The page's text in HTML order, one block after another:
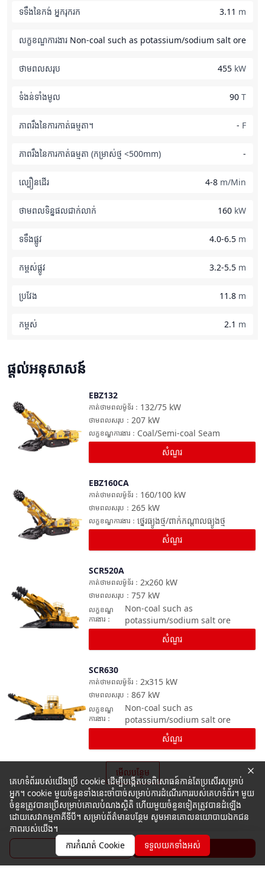
ទទឹងនៃកង់ អ្នករុករក 3.11 m
លក្ខខណ្ឌការងារ Non-coal such as potassium/sodium salt ore
ថាមពលសរុប 455 kW
ទំងន់ទាំងមូល 90 T
ភាពរឹងនៃការកាត់ធម្មតា។ - F
ភាពរឹងនៃការកាត់ធម្មតា (កម្រាស់ថ្ម <500mm) -
ល្បឿនដើរ 4-8 m/Min
ថាមពលទិន្នផលជាក់លាក់ 160 kW
ទទឹងផ្លូវ 4.0-6.5 m
កម្ពស់ផ្លូវ 3.2-5.5 m
ប្រវែង 11.8 m
កម្ពស់ 2.1 m
ផ្តល់អនុសាសន៍
EBZ132
132/75 kW
កាត់ថាមពលម៉ូទ័រ ：
207 kW
ថាមពលសរុប ：
Coal/Semi-coal Seam
លក្ខខណ្ឌការងារ ：
សំណួរ
EBZ160CA
160/100 kW
កាត់ថាមពលម៉ូទ័រ ：
265 kW
ថាមពលសរុប ：
ថ្នេរធ្យូងថ្ម/ពាក់កណ្តាលធ្យូងថ្ម
លក្ខខណ្ឌការងារ ：
សំណួរ
SCR520A
2x260 kW
កាត់ថាមពលម៉ូទ័រ ：
757 kW
ថាមពលសរុប ：
Non-coal such as
potassium/sodium salt ore
លក្ខខណ្ឌ
ការងារ ：
សំណួរ
SCR630
2x315 kW
កាត់ថាមពលម៉ូទ័រ ：
867 kW
ថាមពលសរុប ：
Non-coal such as
potassium/sodium salt ore
លក្ខខណ្ឌ
ការងារ ：
សំណួរ
មើលបន្ថែម
ប្រូសួរ សំណួរ
គេហទំព័ររបស់យើងប្រើ cookie ដើម្បីបង្កើតបទពិសោធន៍កាន់តែប្រសើរសម្រាប់
អ្នក។ cookie មួយចំនួនទាំងនេះចាំបាច់សម្រាប់ការដំណើរការរបស់គេហទំព័រ។ មួយ
ចំនួនត្រូវបានប្រើសម្រាប់គោលបំណងស្ថិតិ ហើយមួយចំនួនទៀតត្រូវបានដំឡើង
ដោយសេវាកម្មភាគីទីបី។ សម្រាប់ព័ត៌មានបន្ថែម សូមអានគោលនយោបាយឯកជន
ភាពរបស់យើង។
ការកំណត់ Cookie
ទទួលយកទាំងអស់